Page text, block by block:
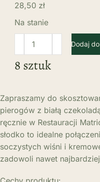
28,50 zł
Na stanie
Dodaj
8 sztuk
Zapraszamy do
pierogów z białą
ręcznie w Restauracji
słodko to idealne
soczystych wiśni i
zadowoli nawet